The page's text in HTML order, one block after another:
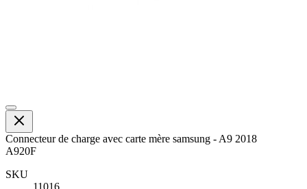
Connecteur de charge avec carte mère samsung - A9 2018
A920F
SKU
11016